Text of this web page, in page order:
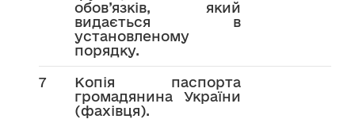
обов’язків, який
видається в
установленому
порядку.
7
Копія паспорта
громадянина України
(фахівця).